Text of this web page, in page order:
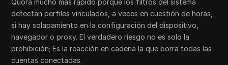
detectan perfiles vinculados, a veces en cuestión de horas,
si hay solapamiento en la configuración del dispositivo,
navegador o proxy. El verdadero riesgo no es solo la
prohibición; Es la reacción en cadena la que borra todas las
cuentas conectadas.